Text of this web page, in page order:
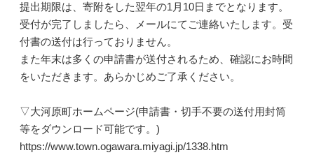
提出期限は、寄附をした翌年の1月10日までとなります。
受付が完了しましたら、メールにてご連絡いたします。受
付書の送付は行っておりません。
また年末は多くの申請書が送付されるため、確認にお時間
をいただきます。あらかじめご了承ください。
▽大河原町ホームページ(申請書・切手不要の送付用封筒
等をダウンロード可能です。)
https://www.town.ogawara.miyagi.jp/1338.htm